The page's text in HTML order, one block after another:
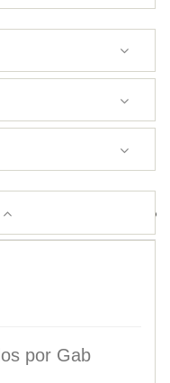
Buscamos matrimonio
por Gab